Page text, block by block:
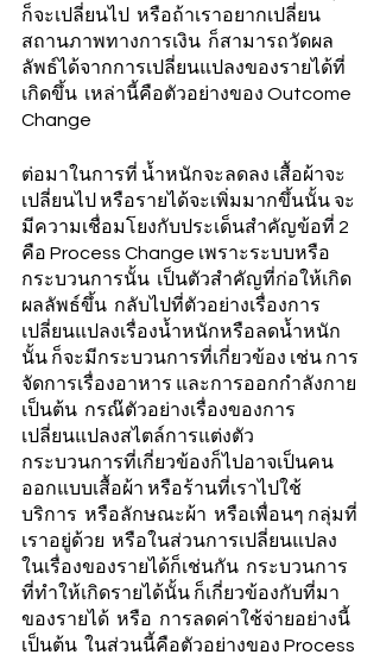
ก็จะเปลี่ยนไป  หรือถ้าเราอยากเปลี่ยน
สถานภาพทางการเงิน  ก็สามารถวัดผล
ลัพธ์ได้จากการเปลี่ยนแปลงของรายได้ที่
เกิดขึ้น  เหล่านี้คือตัวอย่างของ Outcome
Change
ต่อมาในการที่ น้ำหนักจะลดลง เสื้อผ้าจะ
เปลี่ยนไป หรือรายได้จะเพิ่มมากขึ้นนั้น จะ
มีความเชื่อมโยงกับประเด็นสำคัญข้อที่ 2
คือ Process Change เพราะระบบหรือ
กระบวนการนั้น  เป็นตัวสำคัญที่ก่อให้เกิด
ผลลัพธ์ขึ้น  กลับไปที่ตัวอย่างเรื่องการ
เปลี่ยนแปลงเรื่องน้ำหนักหรือลดน้ำหนัก
นั้น ก็จะมีกระบวนการที่เกี่ยวข้อง เช่น การ
จัดการเรื่องอาหาร และการออกกำลังกาย
เป็นต้น  กรณ๊ตัวอย่างเรื่องของการ
เปลี่ยนแปลงสไตล์การแต่งตัว
กระบวนการที่เกี่ยวข้องก็ไปอาจเป็นคน
ออกแบบเสื้อผ้า หรือร้านที่เราไปใช้
บริการ  หรือลักษณะผ้า  หรือเพื่อนๆ กลุ่มที่
เราอยู่ด้วย  หรือในส่วนการเปลี่ยนแปลง
ในเรื่องของรายได้ก็เช่นกัน  กระบวนการ
ที่ทำให้เกิดรายได้นั้น ก็เกี่ยวข้องกับที่มา
ของรายได้  หรือ  การลดค่าใช้จ่ายอย่างนี้
เป็นต้น  ในส่วนนี้คือตัวอย่างของ Process